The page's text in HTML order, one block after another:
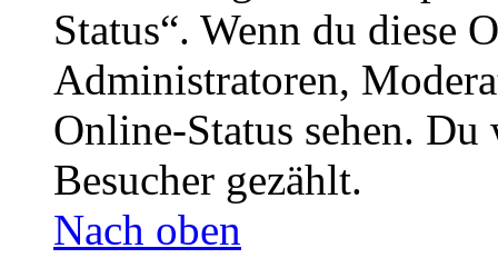
Status“. Wenn du diese
Administratoren,
Online-Status sehen.
Besucher gezählt.
Nach oben